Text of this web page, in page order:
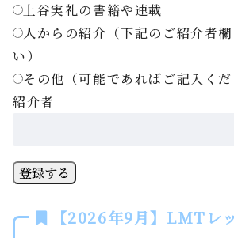
上谷実礼の書籍や連載
人からの紹介（下記のご紹介者
い）
その他（可能であればご記入くだ
紹介者
登録する
【2026年9月】LMTレ